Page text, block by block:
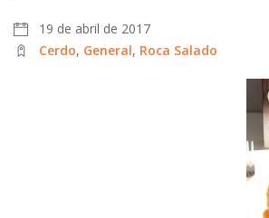
19 de abril de 2017
Cerdo, General, Roca Salado